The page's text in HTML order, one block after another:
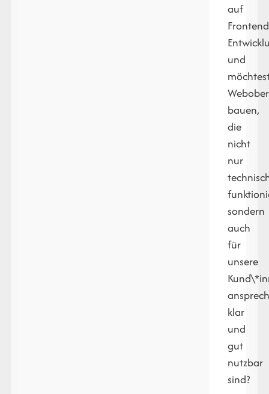
auf
und
bauen,
die
nicht
nur
sondern
auch
für
unsere
klar
und
gut
nutzbar
sind?